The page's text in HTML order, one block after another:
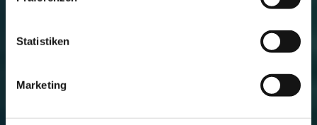
Statistiken
Marketing